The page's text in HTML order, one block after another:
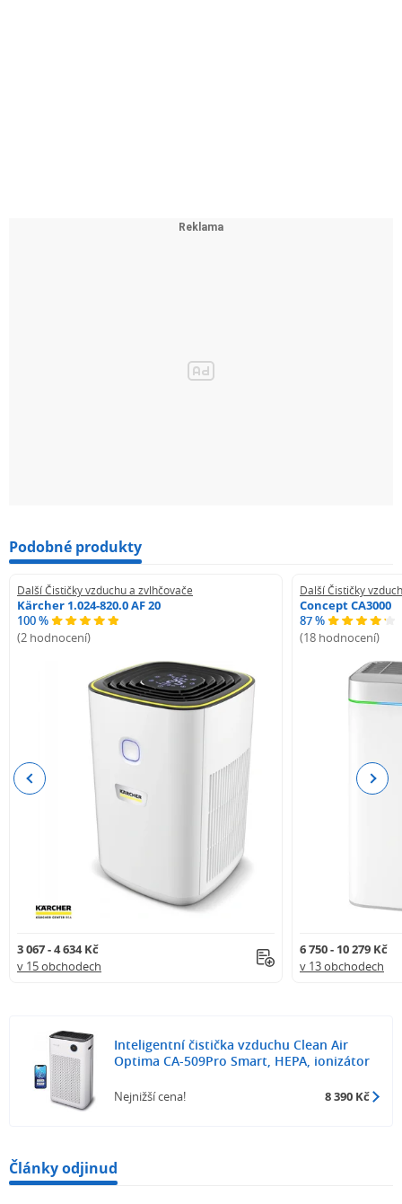
Podobné produkty
Další Čističky vzduchu a zvlhčovače
Kärcher 1.024-820.0 AF 20
100 %
(2 hodnocení)
3 067 - 4 634 Kč
v 15 obchodech
Další Čističky
Concept CA3000
87 %
(18 hodnocení)
6 750 - 10 279 Kč
v 13 obchodech
Previous Next
Inteligentní čistička vzduchu Clean Air
Optima CA-509Pro Smart, HEPA, ionizátor
Nejnižší cena! 8 390 Kč
Články odjinud